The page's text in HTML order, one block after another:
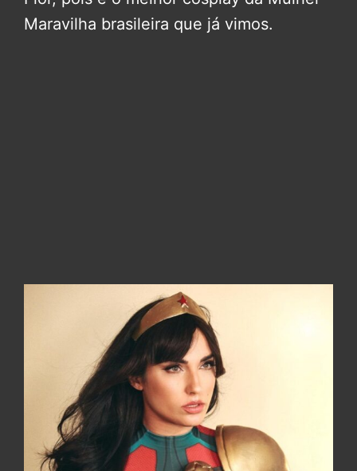
Maravilha brasileira que já vimos.